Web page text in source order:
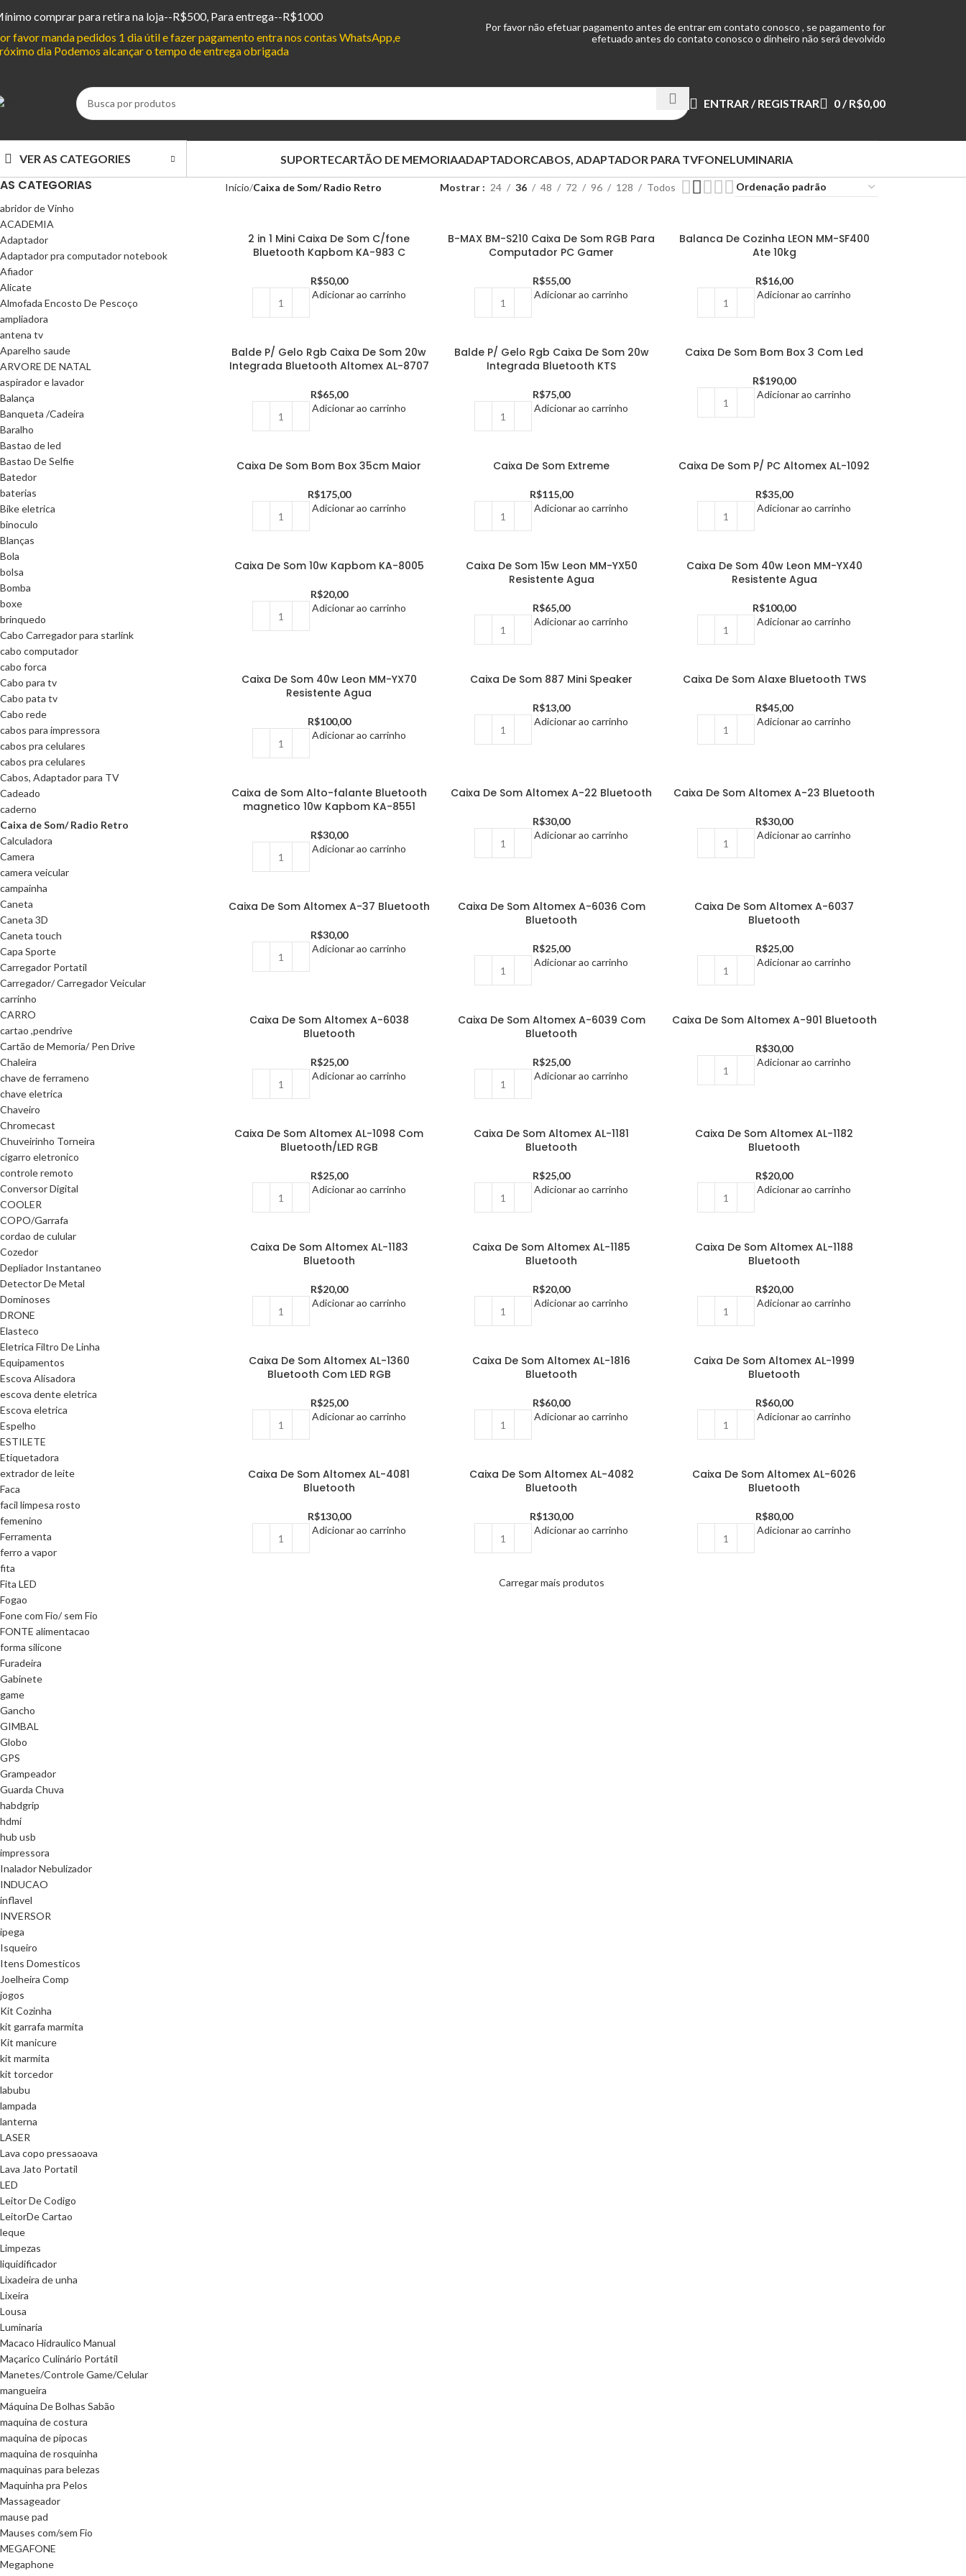
comprar para retira na loja--R$500, Para entrega--R$1000
favor manda pedidos 1 dia útil e fazer pagamento entra nos contas WhatsApp,e
dia Podemos alcançar o tempo de entrega obrigada
Por favor não efetuar pagamento antes de entrar em contato conosco , se pagamento for
efetuado antes do contato conosco o dinheiro não será devolvido
ENTRAR / REGISTRAR 0 / R$0,00
VER AS CATEGORIES SUPORTECARTÃO DE MEMORIAADAPTADORCABOS, ADAPTADOR PARA TVFONELUMINARIA
AS CATEGORIAS
abridor de Vinho
ACADEMIA
Adaptador
Adaptador pra computador notebook
Afiador
Alicate
Almofada Encosto De Pescoço
ampliadora
antena tv
Aparelho saude
ARVORE DE NATAL
aspirador e lavador
Balança
Banqueta /Cadeira
Baralho
Bastao de led
Bastao De Selfie
Batedor
baterias
Bike eletrica
binoculo
Blanças
Bola
bolsa
Bomba
boxe
brinquedo
Cabo Carregador para starlink
cabo computador
cabo forca
Cabo para tv
Cabo pata tv
Cabo rede
cabos para impressora
cabos pra celulares
cabos pra celulares
Cabos, Adaptador para TV
Cadeado
caderno
Caixa de Som/ Radio Retro
Calculadora
Camera
camera veicular
campainha
Caneta
Caneta 3D
Caneta touch
Capa Sporte
Carregador Portatil
Carregador/ Carregador Veicular
carrinho
CARRO
cartao ,pendrive
Cartão de Memoria/ Pen Drive
Chaleira
chave de ferrameno
chave eletrica
Chaveiro
Chromecast
Chuveirinho Torneira
cigarro eletronico
controle remoto
Conversor Digital
COOLER
COPO/Garrafa
cordao de culular
Cozedor
Depliador Instantaneo
Detector De Metal
Dominoses
DRONE
Elasteco
Eletrica Filtro De Linha
Equipamentos
Escova Alisadora
escova dente eletrica
Escova eletrica
Espelho
ESTILETE
Etiquetadora
extrador de leite
Faca
facil limpesa rosto
femenino
Ferramenta
ferro a vapor
fita
Fita LED
Fogao
Fone com Fio/ sem Fio
FONTE alimentacao
forma silicone
Furadeira
Gabinete
game
Gancho
GIMBAL
Globo
GPS
Grampeador
Guarda Chuva
habdgrip
hdmi
hub usb
impressora
Inalador Nebulizador
INDUCAO
inflavel
INVERSOR
ipega
Isqueiro
Itens Domesticos
Joelheira Comp
jogos
Kit Cozinha
kit garrafa marmita
Kit manicure
kit marmita
kit torcedor
labubu
lampada
lanterna
LASER
Lava copo pressaoava
Lava Jato Portatil
LED
Leitor De Codigo
LeitorDe Cartao
leque
Limpezas
liquidificador
Lixadeira de unha
Lixeira
Lousa
Luminaria
Macaco Hidraulico Manual
Maçarico Culinário Portátil
Manetes/Controle Game/Celular
mangueira
Máquina De Bolhas Sabão
maquina de costura
maquina de pipocas
maquina de rosquinha
maquinas para belezas
Maquinha pra Pelos
Massageador
mause pad
Mauses com/sem Fio
MEGAFONE
Megaphone
Início Caixa de Som/ Radio Retro Mostrar 24 36 48 72 96 128 Todos
2 in 1 Mini Caixa De Som C/fone
Bluetooth Kapbom KA-983 C
R$50,00
Adicionar ao carrinho
B-MAX BM-S210 Caixa De Som RGB Para
Computador PC Gamer
R$55,00
Adicionar ao carrinho
Balanca De Cozinha LEON MM-SF400
Ate 10kg
R$16,00
Adicionar ao carrinho
Balde P/ Gelo Rgb Caixa De Som 20w
Integrada Bluetooth Altomex AL-8707
R$65,00
Adicionar ao carrinho
Balde P/ Gelo Rgb Caixa De Som 20w
Integrada Bluetooth KTS
R$75,00
Adicionar ao carrinho
Caixa De Som Bom Box 3 Com Led
R$190,00
Adicionar ao carrinho
Caixa De Som Bom Box 35cm Maior
R$175,00
Adicionar ao carrinho
Caixa De Som Extreme
R$115,00
Adicionar ao carrinho
Caixa De Som P/ PC Altomex AL-1092
R$35,00
Adicionar ao carrinho
Caixa De Som 10w Kapbom KA-8005
R$20,00
Adicionar ao carrinho
Caixa De Som 15w Leon MM-YX50
Resistente Agua
R$65,00
Adicionar ao carrinho
Caixa De Som 40w Leon MM-YX40
Resistente Agua
R$100,00
Adicionar ao carrinho
Caixa De Som 40w Leon MM-YX70
Resistente Agua
R$100,00
Adicionar ao carrinho
Caixa De Som 887 Mini Speaker
R$13,00
Adicionar ao carrinho
Caixa De Som Alaxe Bluetooth TWS
R$45,00
Adicionar ao carrinho
Caixa de Som Alto-falante Bluetooth
magnetico 10w Kapbom KA-8551
R$30,00
Adicionar ao carrinho
Caixa De Som Altomex A-22 Bluetooth
R$30,00
Adicionar ao carrinho
Caixa De Som Altomex A-23 Bluetooth
R$30,00
Adicionar ao carrinho
Caixa De Som Altomex A-37 Bluetooth
R$30,00
Adicionar ao carrinho
Caixa De Som Altomex A-6036 Com
Bluetooth
R$25,00
Adicionar ao carrinho
Caixa De Som Altomex A-6037
Bluetooth
R$25,00
Adicionar ao carrinho
Caixa De Som Altomex A-6038
Bluetooth
R$25,00
Adicionar ao carrinho
Caixa De Som Altomex A-6039 Com
Bluetooth
R$25,00
Adicionar ao carrinho
Caixa De Som Altomex A-901 Bluetooth
R$30,00
Adicionar ao carrinho
Caixa De Som Altomex AL-1098 Com
Bluetooth/LED RGB
R$25,00
Adicionar ao carrinho
Caixa De Som Altomex AL-1181
Bluetooth
R$25,00
Adicionar ao carrinho
Caixa De Som Altomex AL-1182
Bluetooth
R$20,00
Adicionar ao carrinho
Caixa De Som Altomex AL-1183
Bluetooth
R$20,00
Adicionar ao carrinho
Caixa De Som Altomex AL-1185
Bluetooth
R$20,00
Adicionar ao carrinho
Caixa De Som Altomex AL-1188
Bluetooth
R$20,00
Adicionar ao carrinho
Caixa De Som Altomex AL-1360
Bluetooth Com LED RGB
R$25,00
Adicionar ao carrinho
Caixa De Som Altomex AL-1816
Bluetooth
R$60,00
Adicionar ao carrinho
Caixa De Som Altomex AL-1999
Bluetooth
R$60,00
Adicionar ao carrinho
Caixa De Som Altomex AL-4081
Bluetooth
R$130,00
Adicionar ao carrinho
Caixa De Som Altomex AL-4082
Bluetooth
R$130,00
Adicionar ao carrinho
Caixa De Som Altomex AL-6026
Bluetooth
R$80,00
Adicionar ao carrinho
Carregar mais produtos